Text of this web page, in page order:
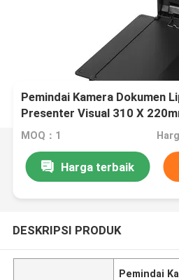
Pemindai Kamera Dokumen
Presenter Visual 310 X
MOQ：1
Harga terbaik
DESKRIPSI PRODUK
Pemindai